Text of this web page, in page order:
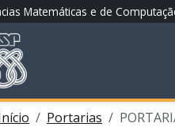
Matemáticas e de
Portarias